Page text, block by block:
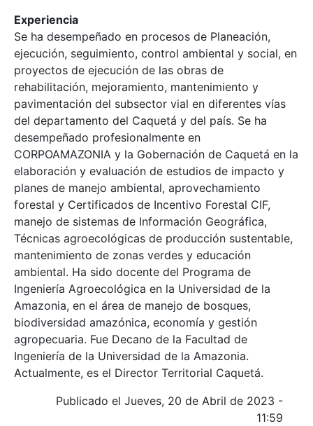
Experiencia
Se ha desempeñado en procesos de Planeación,
ejecución, seguimiento, control ambiental y social, en
proyectos de ejecución de las obras de
rehabilitación, mejoramiento, mantenimiento y
pavimentación del subsector vial en diferentes vías
del departamento del Caquetá y del país. Se ha
desempeñado profesionalmente en
CORPOAMAZONIA y la Gobernación de Caquetá en la
elaboración y evaluación de estudios de impacto y
planes de manejo ambiental, aprovechamiento
forestal y Certificados de Incentivo Forestal CIF,
manejo de sistemas de Información Geográfica,
Técnicas agroecológicas de producción sustentable,
mantenimiento de zonas verdes y educación
ambiental. Ha sido docente del Programa de
Ingeniería Agroecológica en la Universidad de la
Amazonia, en el área de manejo de bosques,
biodiversidad amazónica, economía y gestión
agropecuaria. Fue Decano de la Facultad de
Ingeniería de la Universidad de la Amazonia.
Actualmente, es el Director Territorial Caquetá.
Publicado el Jueves, 20 de Abril de 2023 -
11:59